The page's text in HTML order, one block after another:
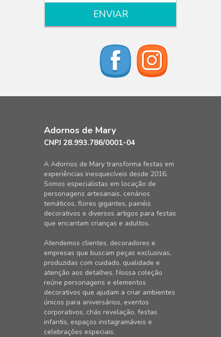
Adornos de Mary
CNPJ 28.993.786/0001-04
A Adornos de Mary transforma festas em
experiências inesquecíveis desde 2016.
Somos especialistas em locação de
personagens artesanais, cenários
temáticos, flores gigantes, painéis
decorativos e diversos artigos para festas
que encantam crianças e adultos.
Atendemos clientes, decoradores e
empresas que buscam peças exclusivas,
produzidas com cuidado, qualidade e
atenção aos detalhes. Nossa coleção
reúne personagens e elementos
decorativos que ajudam a criar ambientes
únicos para aniversários, eventos
corporativos, chás revelação, festas
infantis, espaços instagramáveis e
celebrações especiais.